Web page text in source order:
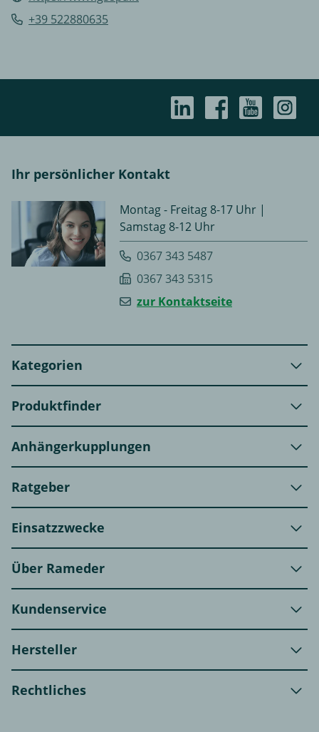
+39 522880635
Ihr persönlicher Kontakt
Montag - Freitag 8-17 Uhr |
Samstag 8-12 Uhr
0367 343 5487
0367 343 5315
zur Kontaktseite
Kategorien
Produktfinder
Anhängerkupplungen
Ratgeber
Einsatzzwecke
Über Rameder
Kundenservice
Hersteller
Rechtliches